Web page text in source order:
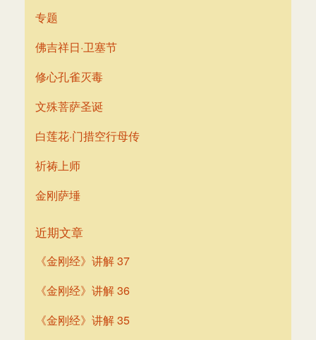
专题
佛吉祥日·卫塞节
修心孔雀灭毒
文殊菩萨圣诞
白莲花·门措空行母传
祈祷上师
金刚萨埵
近期文章
《金刚经》讲解 37
《金刚经》讲解 36
《金刚经》讲解 35